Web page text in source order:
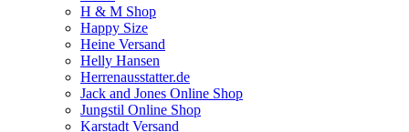
H & M Shop
Happy Size
Heine Versand
Helly Hansen
Herrenausstatter.de
Jack and Jones Online Shop
Jungstil Online Shop
Karstadt Versand